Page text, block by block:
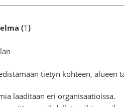
(1)
tietyn kohteen, alueen
laaditaan eri organisaatioissa.